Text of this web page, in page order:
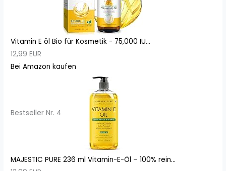
Vitamin E öl Bio für Kosmetik - 75,000 IU...
12,99 EUR
Bei Amazon kaufen
Bestseller Nr. 4
MAJESTIC PURE 236 ml Vitamin-E-Öl – 100% rein...